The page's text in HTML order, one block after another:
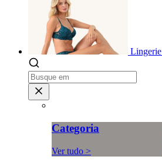
Lingerie
Categoria
Ver tudo >